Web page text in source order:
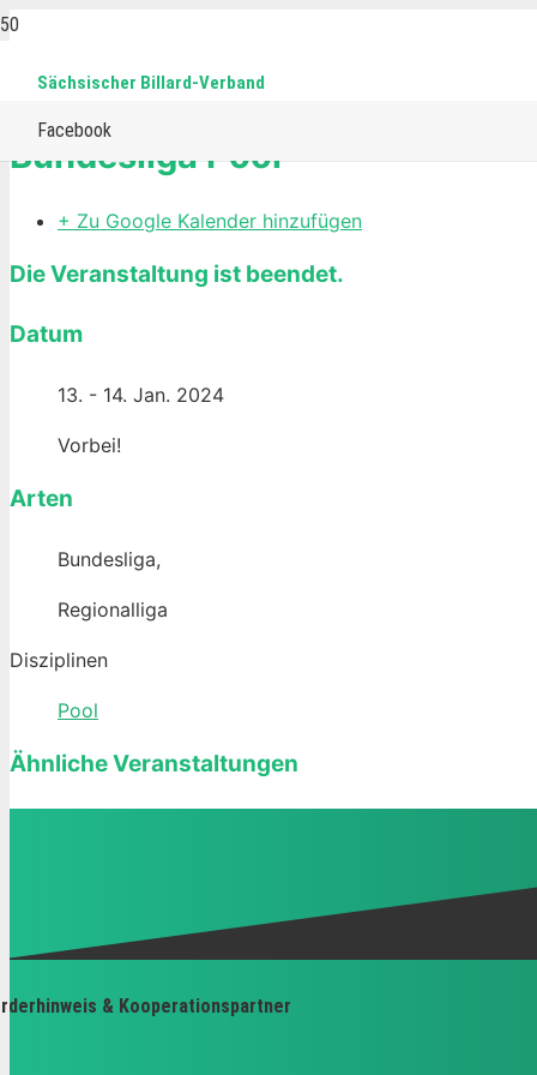
Sächsischer Billard-Verband
Facebook
HomeEvents Pool Bundesliga Pool
Bundesliga Pool
+ Zu Google Kalender hinzufügen
Die Veranstaltung ist beendet.
Datum
13. - 14. Jan. 2024
Vorbei!
Arten
Bundesliga,
Regionalliga
Disziplinen
Pool
Ähnliche Veranstaltungen
& Kooperationspartner